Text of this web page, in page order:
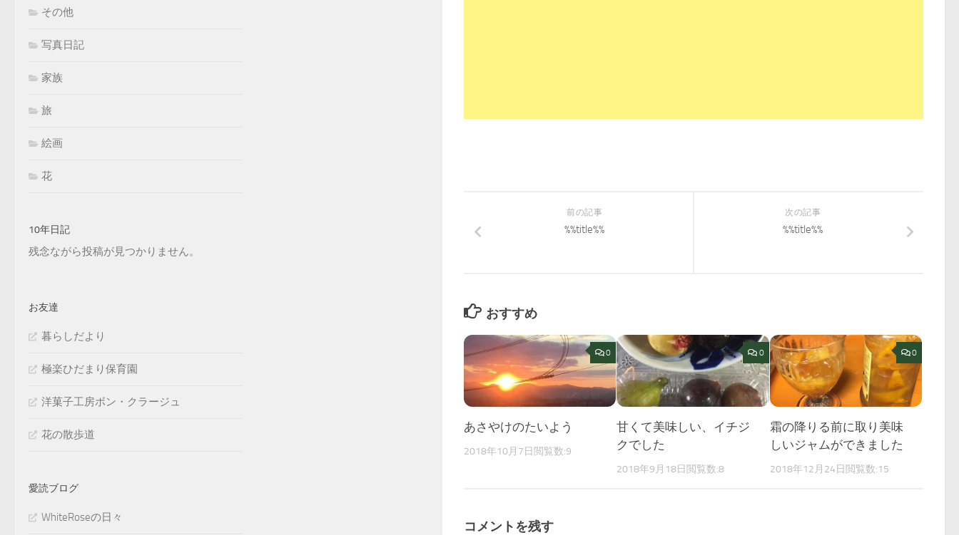
次の記事
%%title%%
前の記事
%%title%%
おすすめ
0
あさやけのたいよう
2018年10月7日 閲覧数:9
0
甘くて美味しい、イチジ
クでした
2018年9月18日 閲覧数:8
0
霜の降りる前に取り美味
しいジャムができました
2018年12月24日 閲覧数:15
コメントを残す
その他
写真日記
家族
旅
絵画
花
10年日記
残念ながら投稿が見つかりません。
お友達
暮らしだより
極楽ひだまり保育園
洋菓子工房ボン・クラージュ
花の散歩道
愛読ブログ
WhiteRoseの日々